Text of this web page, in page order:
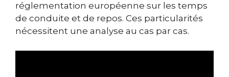
réglementation européenne sur les temps
de conduite et de repos. Ces particularités
nécessitent une analyse au cas par cas.